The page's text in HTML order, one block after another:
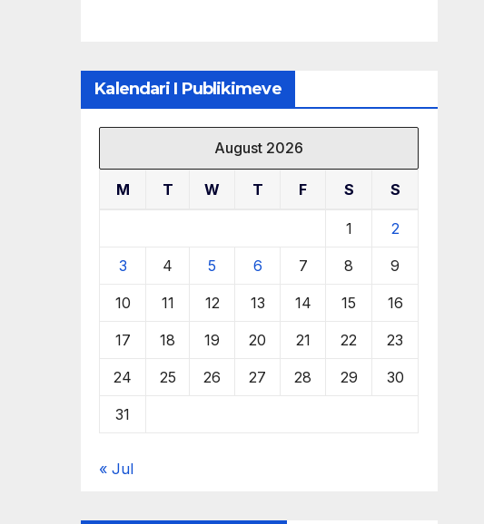
Kalendari I Publikimeve
August 2026
M T W T F S S
1 2
3 4 5 6 7 8 9
10 11 12 13 14 15 16
17 18 19 20 21 22 23
24 25 26 27 28 29 30
31
« Jul